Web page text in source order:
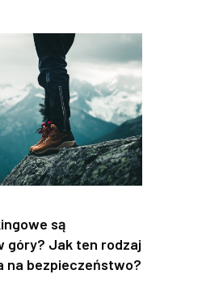
są
góry? Jak ten rodzaj
na bezpieczeństwo?